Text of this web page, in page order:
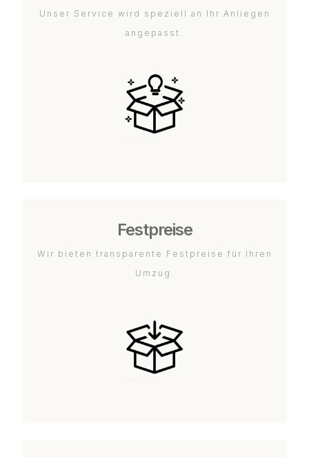
Unser Service wird speziell an Ihr Anliegen
angepasst.
Festpreise
Wir bieten transparente Festpreise für Ihren
Umzug.